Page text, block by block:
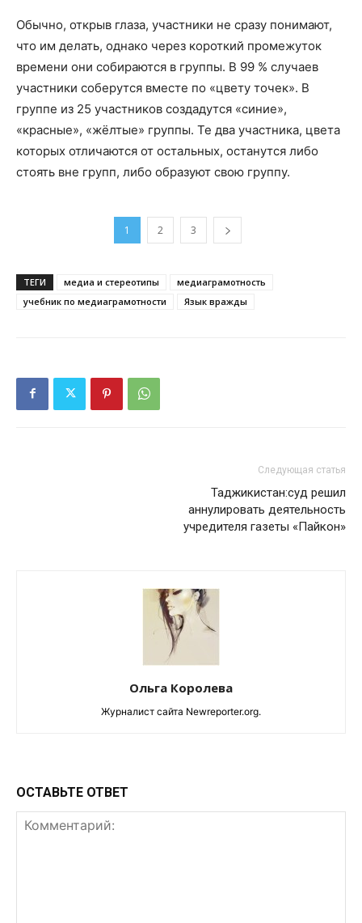
Обычно, открыв глаза, участники не сразу понимают,
что им делать, однако через короткий промежуток
времени они собираются в группы. В 99 % случаев
участники соберутся вместе по «цвету точек». В
группе из 25 участников создадутся «синие»,
«красные», «жёлтые» группы. Те два участника, цвета
которых отличаются от остальных, останутся либо
стоять вне групп, либо образуют свою группу.
1 2 3
ТЕГИ медиа и стереотипы
медиаграмотность
учебник по медиаграмотности
Язык вражды
Следующая статья
Таджикистан:суд решил
аннулировать деятельность
учредителя газеты «Пайкон»
Ольга Королева
Журналист сайта Newreporter.org.
ОСТАВЬТЕ ОТВЕТ